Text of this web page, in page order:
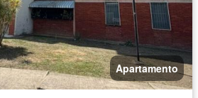
Apartamento